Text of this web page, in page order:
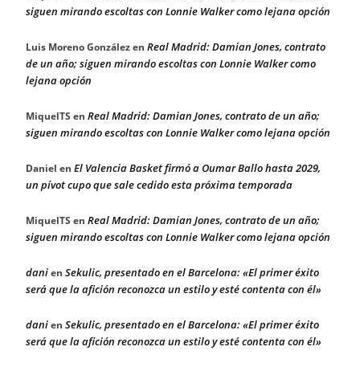
siguen mirando escoltas con Lonnie Walker como lejana opción
Luis Moreno Gonzálezen Real Madrid: Damian Jones, contrato
de un año; siguen mirando escoltas con Lonnie Walker como
lejana opción
MiquelTS en Real Madrid: Damian Jones, contrato de un año;
siguen mirando escoltas con Lonnie Walker como lejana opción
Daniel en El Valencia Basket firmó a Oumar Ballo hasta 2029,
un pívot cupo que sale cedido esta próxima temporada
MiquelTS en Real Madrid: Damian Jones, contrato de un año;
siguen mirando escoltas con Lonnie Walker como lejana opción
danien Sekulic, presentado en el Barcelona: «El primer éxito
será que la afición reconozca un estilo y esté contenta con él»
danien Sekulic, presentado en el Barcelona: «El primer éxito
será que la afición reconozca un estilo y esté contenta con él»